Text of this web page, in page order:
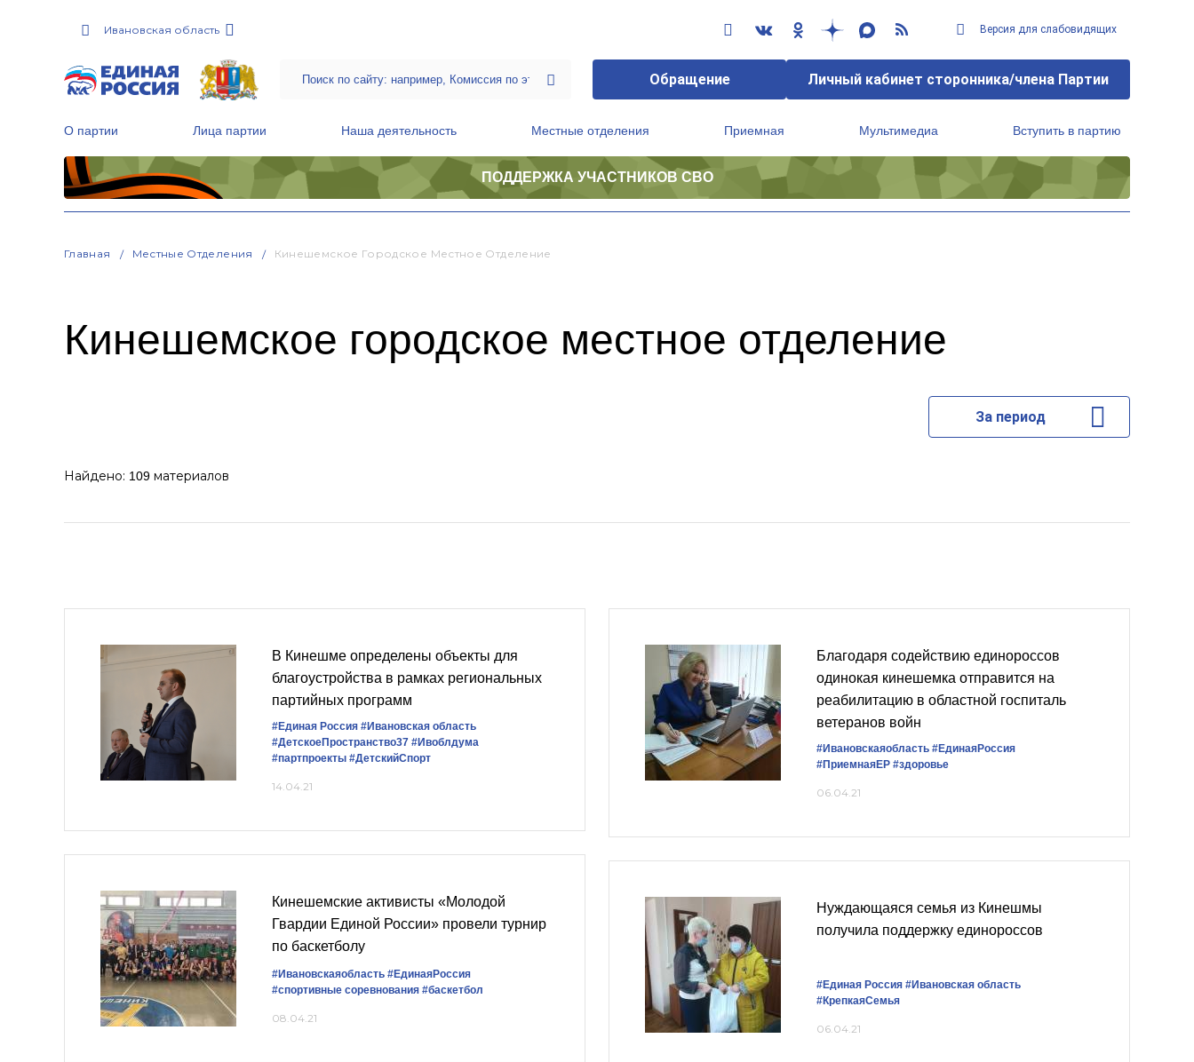
Ивановская область Версия для слабовидящих
Обращение Личный кабинет сторонника/члена Партии
О партии Лица партии Наша деятельность Местные отделения Приемная Мультимедиа Вступить в партию
ПОДДЕРЖКА УЧАСТНИКОВ СВО
Главная Местные Отделения Кинешемское Городское Местное Отделение
Кинешемское городское местное отделение
За период
Найдено: 109 материалов
В Кинешме определены объекты для
благоустройства в рамках региональных
партийных программ
#Единая Россия #Ивановская область
#ДетскоеПространство37 #Ивоблдума
#партпроекты #ДетскийСпорт
14.04.21
Кинешемские активисты «Молодой
Гвардии Единой России» провели турнир
по баскетболу
#Ивановскаяобласть #ЕдинаяРоссия
#спортивные соревнования #баскетбол
08.04.21
Благодаря содействию единороссов
одинокая кинешемка отправится на
реабилитацию в областной госпиталь
ветеранов войн
#Ивановскаяобласть #ЕдинаяРоссия
#ПриемнаяЕР #здоровье
06.04.21
Нуждающаяся семья из Кинешмы
получила поддержку единороссов
#Единая Россия #Ивановская область
#КрепкаяСемья
06.04.21